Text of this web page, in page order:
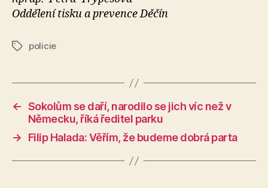
Oddělení tisku a prevence Děčín
Štítkypolicie
← Sokolům se daří, narodilo se jich víc než v
Německu, říká ředitel parku
→
Filip Halada: Věřím, že budeme dobrá parta